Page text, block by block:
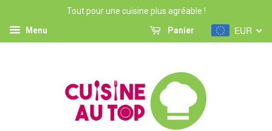
Tout pour une cuisine plus agréable !
Menu EUR
Panier